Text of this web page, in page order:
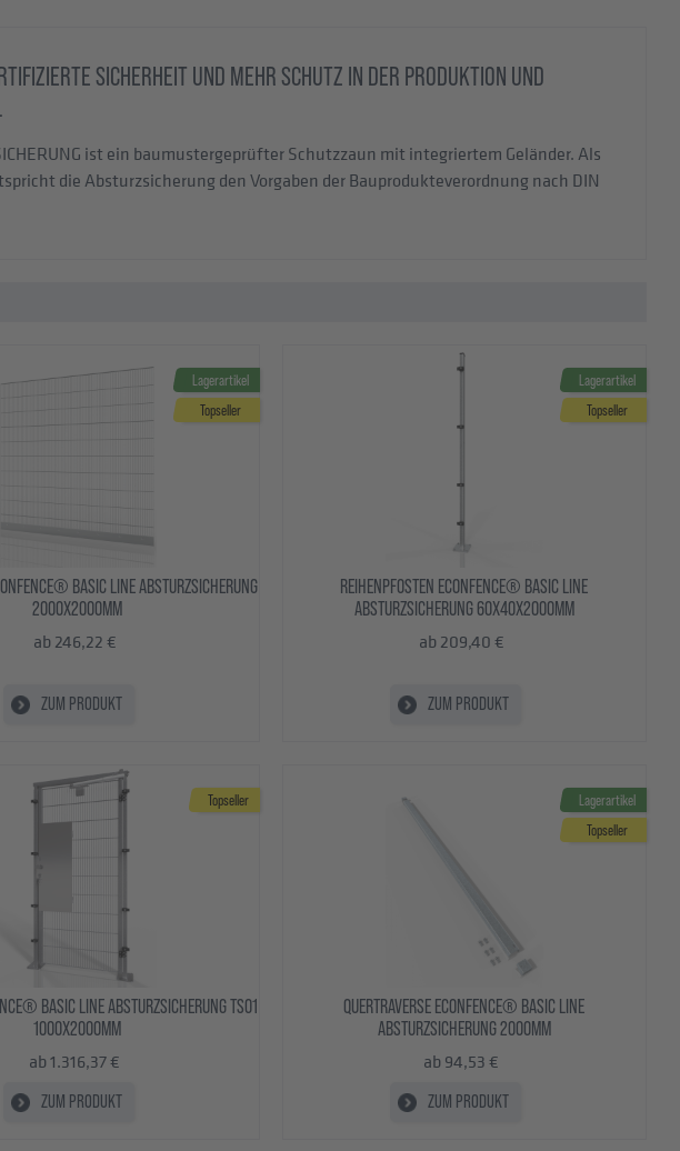
SICHERHEIT UND MEHR SCHUTZ IN DER PRODUKTION UND
ist ein baumustergeprüfter Schutzzaun mit integriertem Geländer. Als
die Absturzsicherung den Vorgaben der Bauprodukteverordnung nach DIN
Lagerartikel
Topseller
BASIC LINE ABSTURZSICHERUNG
2000X2000MM
ab 246,22 €
ZUM PRODUKT
Lagerartikel
Topseller
REIHENPFOSTEN ECONFENCE® BASIC LINE
ABSTURZSICHERUNG 60X40X2000MM
ab 209,40 €
ZUM PRODUKT
Topseller
BASIC LINE ABSTURZSICHERUNG TS01
1000X2000MM
ab 1.316,37 €
ZUM PRODUKT
Lagerartikel
Topseller
QUERTRAVERSE ECONFENCE® BASIC LINE
ABSTURZSICHERUNG 2000MM
ab 94,53 €
ZUM PRODUKT